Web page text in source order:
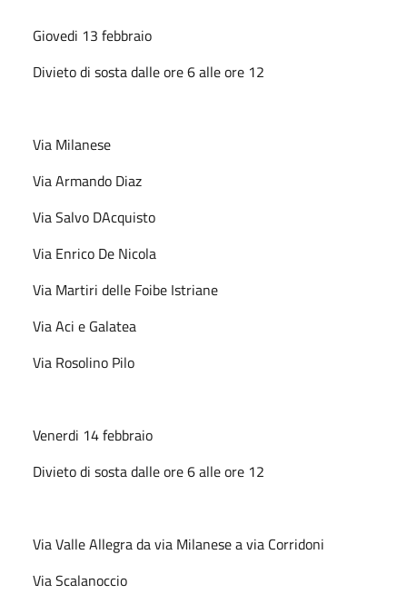
Giovedi 13 febbraio
Divieto di sosta dalle ore 6 alle ore 12
Via Milanese
Via Armando Diaz
Via Salvo DAcquisto
Via Enrico De Nicola
Via Martiri delle Foibe Istriane
Via Aci e Galatea
Via Rosolino Pilo
Venerdi 14 febbraio
Divieto di sosta dalle ore 6 alle ore 12
Via Valle Allegra da via Milanese a via Corridoni
Via Scalanoccio